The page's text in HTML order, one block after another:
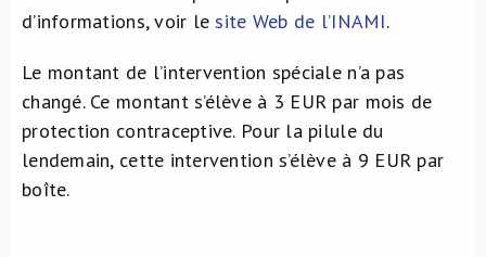
d’informations, voir le site Web de l’INAMI.
Le montant de l’intervention spéciale n’a pas
changé. Ce montant s’élève à 3 EUR par mois de
protection contraceptive. Pour la pilule du
lendemain, cette intervention s’élève à 9 EUR par
boîte.